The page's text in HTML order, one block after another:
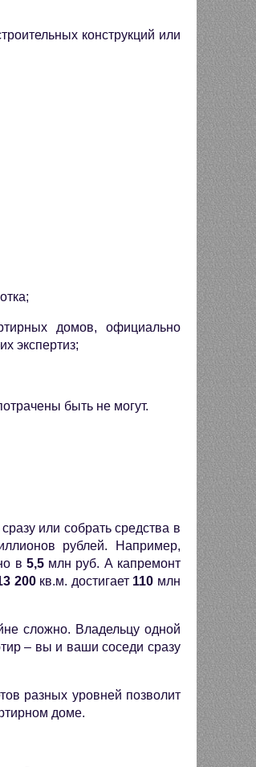
конструкций или
домов, официально
экспертиз;
быть не могут.
или собрать средства в
рублей. Например,
в 5,5млн руб. А капремонт
200кв.м. достигает 110 млн
сложно. Владельцу одной
– вы и ваши соседи сразу
разных уровней позволит
доме.